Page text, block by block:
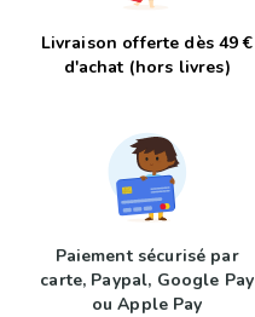
Livraison offerte dès 49 €
d'achat (hors livres)
Paiement sécurisé par
carte, Paypal, Google Pay
ou Apple Pay